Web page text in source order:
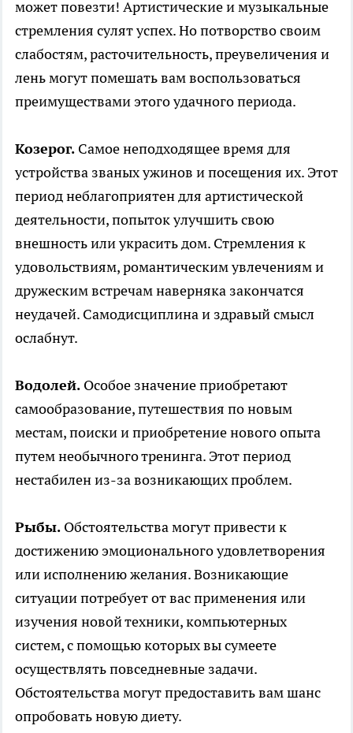
может повезти! Артистические и музыкальные
стремления сулят успех. Но потворство своим
слабостям, расточительность, преувеличения и
лень могут помешать вам воспользоваться
преимуществами этого удачного периода.
Козерог. Самое неподходящее время для
устройства званых ужинов и посещения их. Этот
период неблагоприятен для артистической
деятельности, попыток улучшить свою
внешность или украсить дом. Стремления к
удовольствиям, романтическим увлечениям и
дружеским встречам наверняка закончатся
неудачей. Самодисциплина и здравый смысл
ослабнут.
Водолей. Особое значение приобретают
самообразование, путешествия по новым
местам, поиски и приобретение нового опыта
путем необычного тренинга. Этот период
нестабилен из-за возникающих проблем.
Рыбы. Обстоятельства могут привести к
достижению эмоционального удовлетворения
или исполнению желания. Возникающие
ситуации потребует от вас применения или
изучения новой техники, компьютерных
систем, с помощью которых вы сумеете
осуществлять повседневные задачи.
Обстоятельства могут предоставить вам шанс
опробовать новую диету.